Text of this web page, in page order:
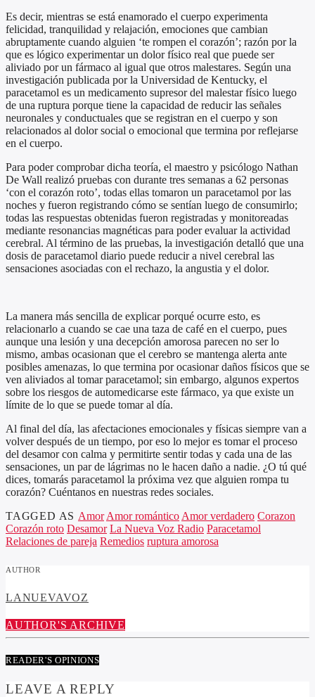
Es decir, mientras se está enamorado el cuerpo experimenta
felicidad, tranquilidad y relajación, emociones que cambian
abruptamente cuando alguien ‘te rompen el corazón’; razón por la
que es lógico experimentar un dolor físico real que puede ser
aliviado por un fármaco al igual que otros malestares. Según una
investigación publicada por la Universidad de Kentucky, el
paracetamol es un medicamento supresor del malestar físico luego
de una ruptura porque tiene la capacidad de reducir las señales
neuronales y conductuales que se registran en el cuerpo y son
relacionados al dolor social o emocional que termina por reflejarse
en el cuerpo.
Para poder comprobar dicha teoría, el maestro y psicólogo Nathan
De Wall realizó pruebas con durante tres semanas a 62 personas
‘con el corazón roto’, todas ellas tomaron un paracetamol por las
noches y fueron registrando cómo se sentían luego de consumirlo;
todas las respuestas obtenidas fueron registradas y monitoreadas
mediante resonancias magnéticas para poder evaluar la actividad
cerebral. Al término de las pruebas, la investigación detalló que una
dosis de paracetamol diario puede reducir a nivel cerebral las
sensaciones asociadas con el rechazo, la angustia y el dolor.
La manera más sencilla de explicar porqué ocurre esto, es
relacionarlo a cuando se cae una taza de café en el cuerpo, pues
aunque una lesión y una decepción amorosa parecen no ser lo
mismo, ambas ocasionan que el cerebro se mantenga alerta ante
posibles amenazas, lo que termina por ocasionar daños físicos que se
ven aliviados al tomar paracetamol; sin embargo, algunos expertos
sobre los riesgos de automedicarse este fármaco, ya que existe un
límite de lo que se puede tomar al día.
Al final del día, las afectaciones emocionales y físicas siempre van a
volver después de un tiempo, por eso lo mejor es tomar el proceso
del desamor con calma y permitirte sentir todas y cada una de las
sensaciones, un par de lágrimas no le hacen daño a nadie. ¿O tú qué
dices, tomarás paracetamol la próxima vez que alguien rompa tu
corazón? Cuéntanos en nuestras redes sociales.
TAGGED AS Amor Amor romántico Amor verdadero Corazon
Corazón roto Desamor La Nueva Voz Radio Paracetamol
Relaciones de pareja Remedios ruptura amorosa
AUTHOR
LANUEVAVOZ
AUTHOR'S ARCHIVE
READER'S OPINIONS
LEAVE A REPLY